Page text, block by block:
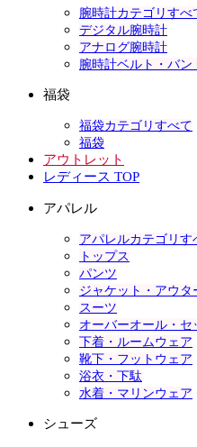
腕時計カテゴリすべ
デジタル腕時計
アナログ腕時計
腕時計ベルト・バン
福袋
福袋カテゴリすべて
福袋
アウトレット
レディース TOP
アパレル
アパレルカテゴリす
トップス
パンツ
ジャケット・アウタ
スーツ
オーバーオール・セ
下着・ルームウェア
靴下・フットウェア
浴衣・下駄
水着・マリンウェア
シューズ